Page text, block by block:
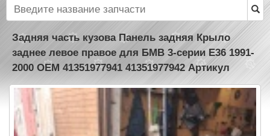
Задняя часть кузова Панель задняя Крыло
заднее левое правое для БМВ 3-серии Е36 1991-
2000 OEM 41351977941 41351977942 Артикул